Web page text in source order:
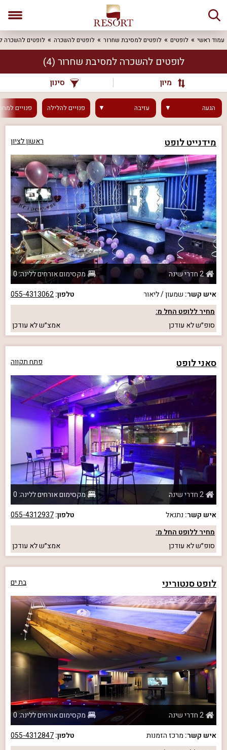
עמוד ראשי לופטים לופטים למסיבת שחרור לופטים להשכרה לופטים להשכרה
לופטים להשכרה למסיבת שחרור (4)
מיון סינון
הגעה עזיבה פנוייםלהלילה פנויים
מידנייט לופט ראשון לציון
2 חדרי שינה
מקסימום אורחים ללינה: 0
איש קשר: שמעון / ליאור טלפון:055-4313062
מחיר ללופט החל מ:
סופ״שלא עודכן אמצ״שלא עודכן
סאני לופט פתח תקווה
2 חדרי שינה
מקסימום אורחים ללינה: 0
איש קשר: נתנאל טלפון:055-4312937
מחיר ללופט החל מ:
סופ״שלא עודכן אמצ״שלא עודכן
לופט סנטוריני בת ים
2 חדרי שינה
מקסימום אורחים ללינה: 0
איש קשר: מרכז הזמנות טלפון:055-4312847